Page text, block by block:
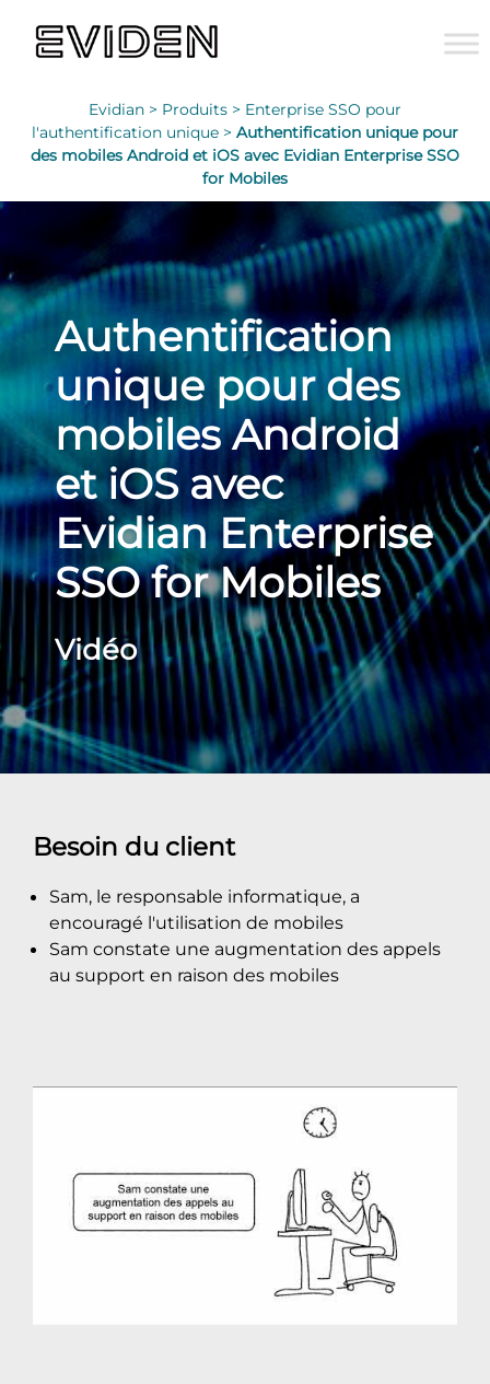
Evidian > Produits > Enterprise SSO pour
l'authentification unique > Authentification unique pour
des mobiles Android et iOS avec Evidian Enterprise SSO
for Mobiles
Authentification
unique pour des
mobiles Android
et iOS avec
Evidian Enterprise
SSO for Mobiles
Vidéo
Besoin du client
Sam, le responsable informatique, a
encouragé l'utilisation de mobiles
Sam constate une augmentation des appels
au support en raison des mobiles